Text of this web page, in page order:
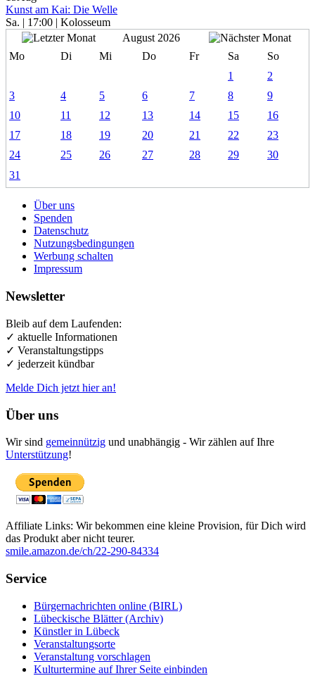
Kunst am Kai: Die Welle
Sa. | 17:00 | Kolosseum
August 2026
Mo
Di Mi Do Fr Sa
So
1
2
3
4 5 6 7 8
9
10
11 12 13 14 15
16
17
18 19 20 21 22
23
24
25 26 27 28 29
30
31
Über uns
Spenden
Datenschutz
Nutzungsbedingungen
Werbung schalten
Impressum
Newsletter
Bleib auf dem Laufenden:
✓ aktuelle Informationen
✓ Veranstaltungstipps
✓ jederzeit kündbar
Melde Dich jetzt hier an!
Über uns
Wir sind gemeinnützig und unabhängig - Wir zählen auf Ihre
Unterstützung!
Affiliate Links: Wir bekommen eine kleine Provision, für Dich wird
das Produkt aber nicht teurer.
smile.amazon.de/ch/22-290-84334
Service
Bürgernachrichten online (BIRL)
Lübeckische Blätter (Archiv)
Künstler in Lübeck
Veranstaltungsorte
Veranstaltung vorschlagen
Kulturtermine auf Ihrer Seite einbinden